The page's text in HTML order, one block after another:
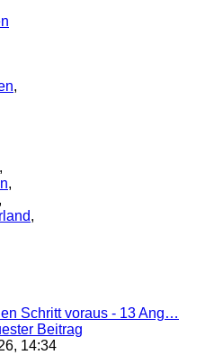
,
,
,
,
,
Schritt voraus - 13 Ang…
Beitrag
14:34